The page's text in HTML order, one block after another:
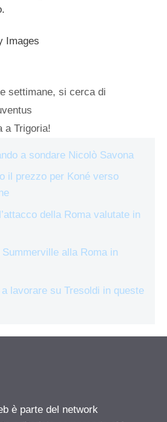
Images
settimane, si cerca di
a Trigoria!
a sondare Nicolò Savona
il prezzo per Koné verso
della Roma valutate in
alla Roma in
lavorare su Tresoldi in queste
è parte del network